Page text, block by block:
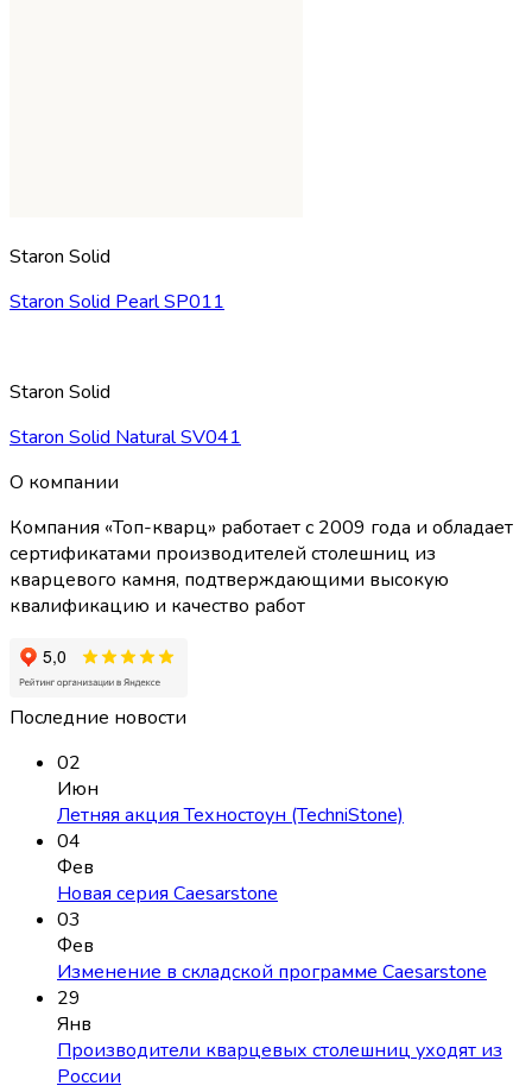
Staron Solid
Staron Solid Pearl SP011
Staron Solid
Staron Solid Natural SV041
О компании
Компания «Топ-кварц» работает с 2009 года и обладает
сертификатами производителей столешниц из
кварцевого камня, подтверждающими высокую
квалификацию и качество работ
Последние новости
02
Июн
Летняя акция Техностоун (TechniStone)
04
Фев
Новая серия Caesarstone
03
Фев
Изменение в складской программе Caesarstone
29
Янв
Производители кварцевых столешниц уходят из
России